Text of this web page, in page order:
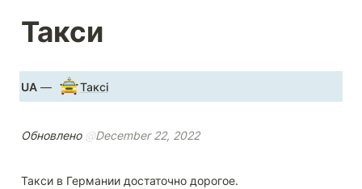
Такси
UA — 🚖Таксі
Обновлено @December 22, 2022
Такси в Германии достаточно дорогое.